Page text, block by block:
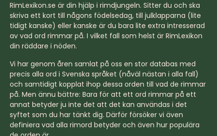
RimLexikon.se är din hjälp i rimdjungeln. Sitter du och ska
skriva ett kort till någons födelsedag, till julklapparna (lite
tidigt kanske) eller kanske är du bara lite extra intresserad
av vad ord rimmar på. I vilket fall som helst är RimLexikon
din räddare i nöden.
Vi har genom åren samlat på oss en stor databas med
precis alla ord i Svenska språket (nåväl nästan i alla fall)
och samtidigt kopplat ihop dessa orden till vad de rimmar
på. Men ännu bättre: Bara för att ett ord rimmar på ett
annat betyder ju inte det att det kan användas i det
syftet som du har tänkt dig. Därför försöker vi även
definiera vad alla rimord betyder och även hur populära